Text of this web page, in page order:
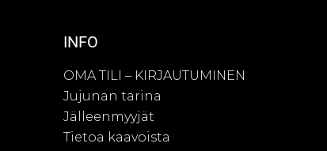
INFO
OMA TILI – KIRJAUTUMINEN
Jujunan tarina
Jälleenmyyjät
Tietoa kaavoista